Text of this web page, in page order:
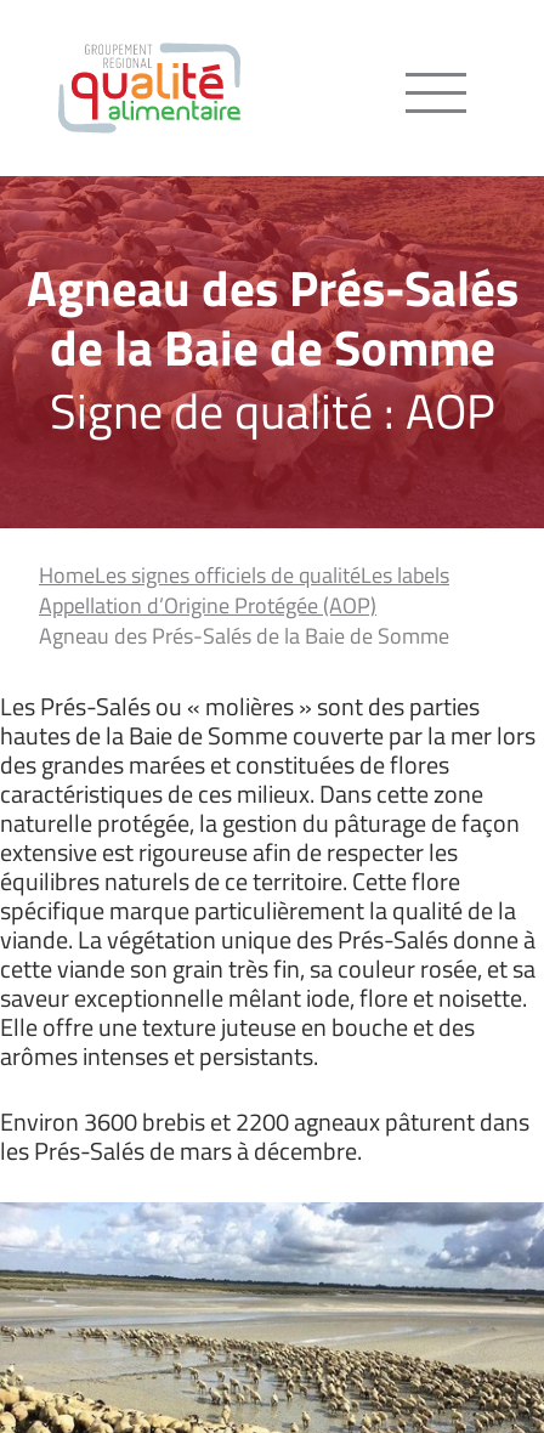
Menu
Agneau des Prés-Salés
de la Baie de Somme
Signe de qualité : AOP
HomeLes signes officiels de qualitéLes labels
Appellation d’Origine Protégée (AOP)
Agneau des Prés-Salés de la Baie de Somme
Les Prés-Salés ou « molières » sont des parties
hautes de la Baie de Somme couverte par la mer lors
des grandes marées et constituées de flores
caractéristiques de ces milieux. Dans cette zone
naturelle protégée, la gestion du pâturage de façon
extensive est rigoureuse afin de respecter les
équilibres naturels de ce territoire. Cette flore
spécifique marque particulièrement la qualité de la
viande. La végétation unique des Prés-Salés donne à
cette viande son grain très fin, sa couleur rosée, et sa
saveur exceptionnelle mêlant iode, flore et noisette.
Elle offre une texture juteuse en bouche et des
arômes intenses et persistants.
Environ 3600 brebis et 2200 agneaux pâturent dans
les Prés-Salés de mars à décembre.